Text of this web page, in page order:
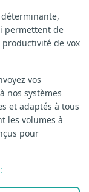
permettent de
productivité de vox
vos
nos systèmes
et adaptés à tous
les volumes à
pour